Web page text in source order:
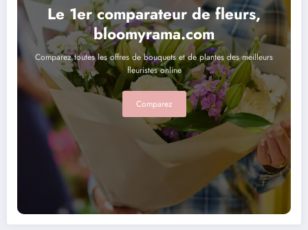
Le 1er comparateur de fleurs,
bloomyrama.com
Comparez toutes les offres de bouquets et de plantes des meilleurs
fleuristes online
Comparez